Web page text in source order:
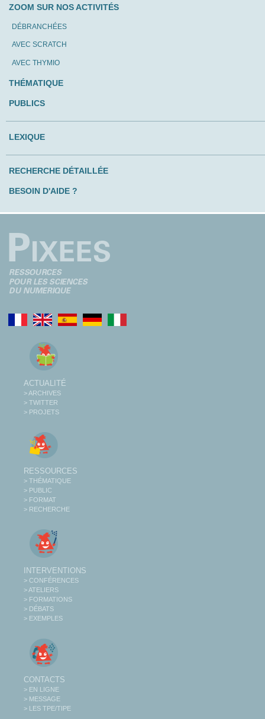
ZOOM SUR NOS ACTIVITÉS
DÉBRANCHÉES
AVEC SCRATCH
AVEC THYMIO
THÉMATIQUE
PUBLICS
LEXIQUE
RECHERCHE DÉTAILLÉE
BESOIN D'AIDE ?
ACTUALITÉ
> ARCHIVES
> TWITTER
> PROJETS
RESSOURCES
> THÉMATIQUE
> PUBLIC
> FORMAT
> RECHERCHE
INTERVENTIONS
> CONFÉRENCES
> ATELIERS
> FORMATIONS
> DÉBATS
> EXEMPLES
CONTACTS
> EN LIGNE
> MESSAGE
> LES TPE/TIPE